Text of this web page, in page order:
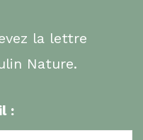
la lettre
Nature.
: